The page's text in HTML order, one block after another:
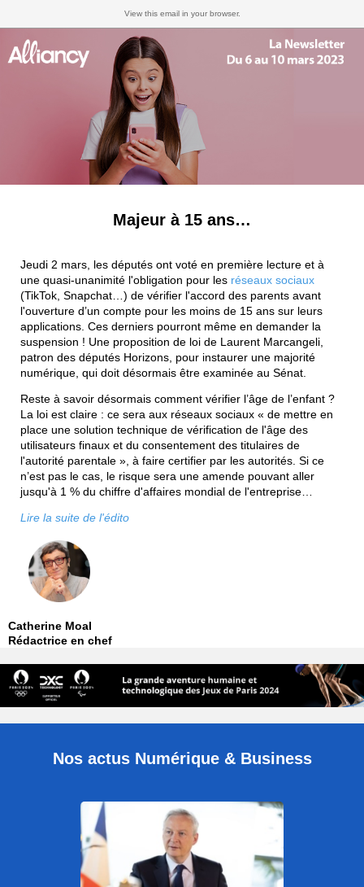
View this email in your browser.
Majeur à 15 ans…
Jeudi 2 mars, les députés ont voté en première lecture et à
une quasi-unanimité l'obligation pour les réseaux sociaux
(TikTok, Snapchat…) de vérifier l'accord des parents avant
l'ouverture d’un compte pour les moins de 15 ans sur leurs
applications. Ces derniers pourront même en demander la
suspension ! Une proposition de loi de Laurent Marcangeli,
patron des députés Horizons, pour instaurer une majorité
numérique, qui doit désormais être examinée au Sénat.
Reste à savoir désormais comment vérifier l’âge de l’enfant ?
La loi est claire : ce sera aux réseaux sociaux « de mettre en
place une solution technique de vérification de l'âge des
utilisateurs finaux et du consentement des titulaires de
l'autorité parentale », à faire certifier par les autorités. Si ce
n’est pas le cas, le risque sera une amende pouvant aller
jusqu'à 1 % du chiffre d'affaires mondial de l'entreprise…
Lire la suite de l'édito
Catherine Moal
Rédactrice en chef
Nos actus Numérique & Business